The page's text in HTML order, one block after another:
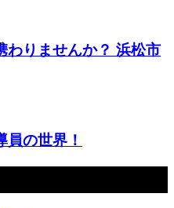
わりませんか？ 浜松市
の世界！